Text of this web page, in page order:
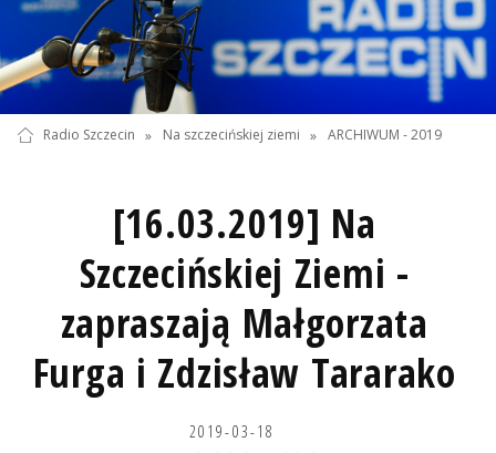
Radio Szczecin » Na szczecińskiej ziemi » ARCHIWUM - 2019
[16.03.2019] Na
Szczecińskiej Ziemi -
zapraszają Małgorzata
Furga i Zdzisław Tararako
2019-03-18